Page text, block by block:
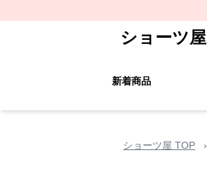
ショーツ屋
新着商品
ショーツ屋 TOP ›